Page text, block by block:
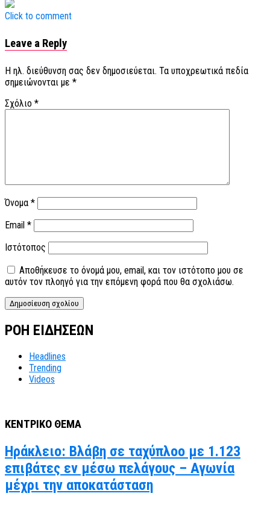
Click to comment
Leave a Reply
Η ηλ. διεύθυνση σας δεν δημοσιεύεται. Τα υποχρεωτικά πεδία
σημειώνονται με *
Σχόλιο *
Όνομα *
Email *
Ιστότοπος
Αποθήκευσε το όνομά μου, email, και τον ιστότοπο μου σε
αυτόν τον πλοηγό για την επόμενη φορά που θα σχολιάσω.
ΡΟΗ ΕΙΔΗΣΕΩΝ
Headlines
Trending
Videos
ΚΕΝΤΡΙΚΟ ΘΕΜΑ
Ηράκλειο: Βλάβη σε ταχύπλοο με 1.123
επιβάτες εν μέσω πελάγους – Αγωνία
μέχρι την αποκατάσταση